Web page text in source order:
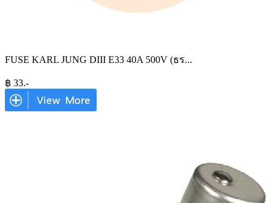
FUSE KARL JUNG DIII E33 40A 500V (ธร...
฿ 33.-